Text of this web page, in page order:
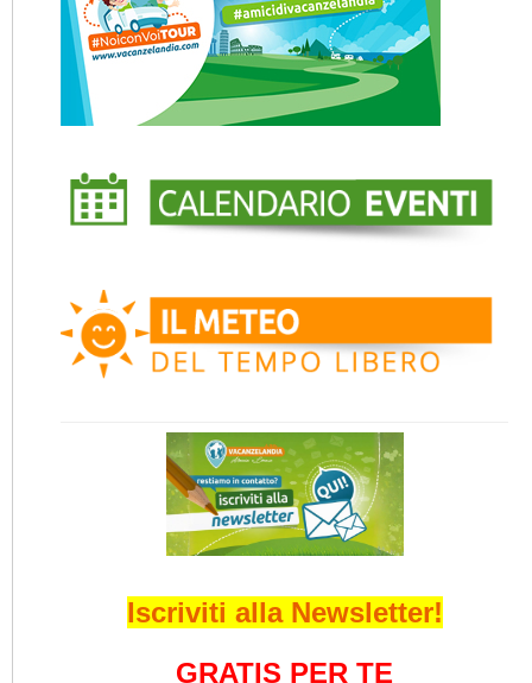
Iscriviti alla Newsletter!
GRATIS PER TE